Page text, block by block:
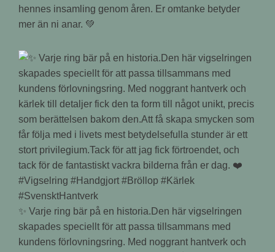
hennes insamling genom åren. Er omtanke betyder
mer än ni anar. 💚
✨ Varje ring bär på en historia.Den här vigselringen
skapades speciellt för att passa tillsammans med
kundens förlovningsring. Med noggrant hantverk och